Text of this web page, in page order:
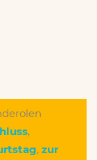
,
, zur